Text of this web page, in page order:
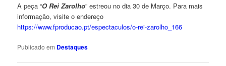
A peça “O Rei Zarolho” estreou no dia 30 de Março. Para mais
informação, visite o endereço
https://www.fproducao.pt/espectaculos/o-rei-zarolho_166
Publicado em Destaques